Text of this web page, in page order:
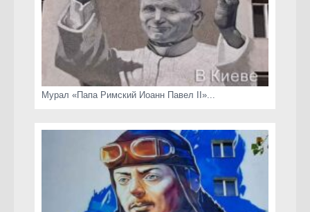
коты Киева
скамейки
часы Киева
Мурал «Папа Римский Иоанн Павел II»...